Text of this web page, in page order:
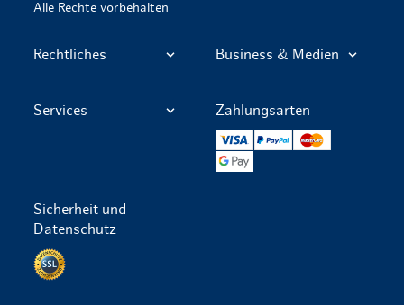
Alle Rechte vorbehalten
Rechtliches Business & Medien
Services Zahlungsarten
PayPal
Sicherheit und
Datenschutz